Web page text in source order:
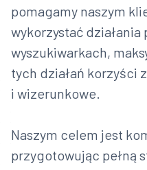
pomagamy naszym
wykorzystać
wyszukiwarkach,
tych działań korzyści
i wizerunkowe.
Naszym celem jest
przygotowując pełną